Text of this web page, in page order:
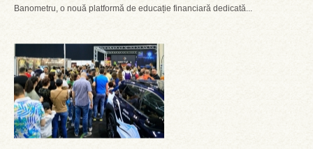
Banometru, o nouă platformă de educație financiară dedicată...